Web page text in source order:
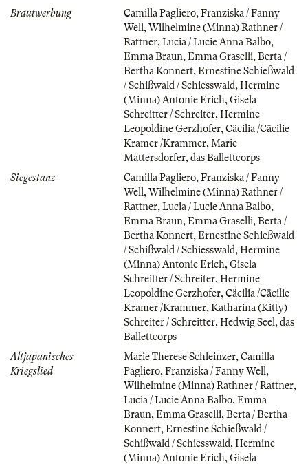
Brautwerbung
Camilla Pagliero, Franziska / Fanny
Well , Wilhelmine (Minna) Rathner /
Rattner, Lucia / Lucie Anna Balbo,
Emma Braun, Emma Graselli, Berta /
Bertha Konnert, Ernestine Schießwald
/ Schißwald / Schiesswald, Hermine
(Minna) Antonie Erich, Gisela
Schreitter / Schreiter, Hermine
Leopoldine Gerzhofer, Cäcilia /Cäcilie
Kramer /Krammer, Marie
Mattersdorfer, das Ballettcorps
Siegestanz
Camilla Pagliero, Franziska / Fanny
Well , Wilhelmine (Minna) Rathner /
Rattner, Lucia / Lucie Anna Balbo,
Emma Braun, Emma Graselli, Berta /
Bertha Konnert, Ernestine Schießwald
/ Schißwald / Schiesswald, Hermine
(Minna) Antonie Erich, Gisela
Schreitter / Schreiter, Hermine
Leopoldine Gerzhofer, Cäcilia /Cäcilie
Kramer /Krammer, Katharina (Kitty)
Schreiter / Schreitter, Hedwig Seel , das
Ballettcorps
Altjapanisches
Kriegslied
Marie Therese Schleinzer, Camilla
Pagliero, Franziska / Fanny Well ,
Wilhelmine (Minna) Rathner / Rattner,
Lucia / Lucie Anna Balbo, Emma
Braun, Emma Graselli, Berta / Bertha
Konnert, Ernestine Schießwald /
Schißwald / Schiesswald, Hermine
(Minna) Antonie Erich, Gisela